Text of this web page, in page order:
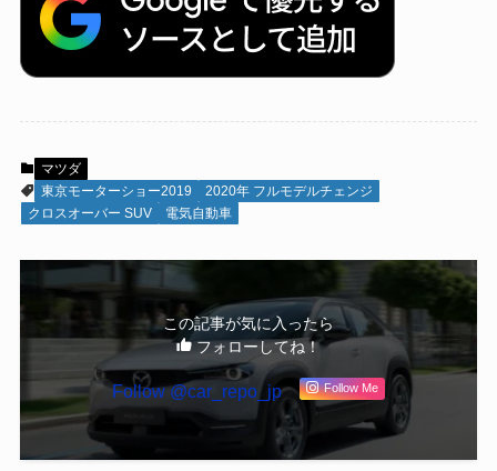
マツダ
東京モーターショー2019
2020年 フルモデルチェンジ
クロスオーバー SUV
電気自動車
この記事が気に入ったら
フォローしてね！
Follow @car_repo_jp Follow Me